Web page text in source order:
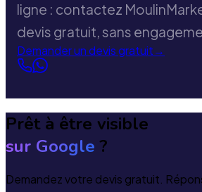
ligne : contactez
devis gratuit, sans
Demander un devis gratuit→
Prêt à être visible
sur Google ?
Demandez votre devis gratuit.